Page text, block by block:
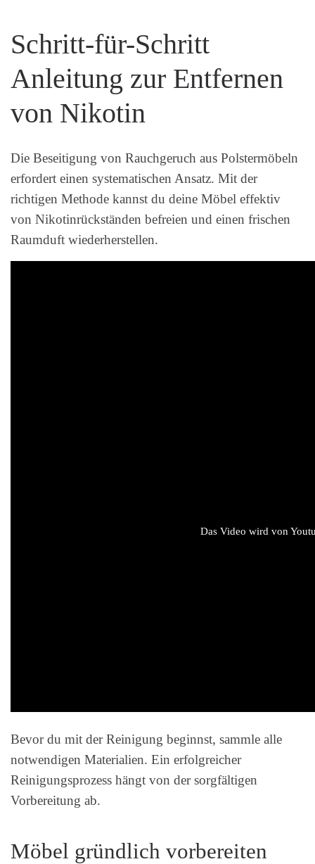
Schritt-für-Schritt
Anleitung zur Entfernen
von Nikotin
Die Beseitigung von Rauchgeruch aus Polstermöbeln
erfordert einen systematischen Ansatz. Mit der
richtigen Methode kannst du deine Möbel effektiv
von Nikotinrückständen befreien und einen frischen
Raumduft wiederherstellen.
Das Video wird von
Bevor du mit der Reinigung beginnst, sammle alle
notwendigen Materialien. Ein erfolgreicher
Reinigungsprozess hängt von der sorgfältigen
Vorbereitung ab.
Möbel gründlich vorbereiten